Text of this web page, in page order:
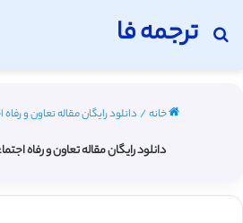
ترجمه فا
جستجو برای
خانه/ دانلود رایگان مقاله تعاون‌ و
دانلود رایگان مقاله تعاون‌ و رفاه‌